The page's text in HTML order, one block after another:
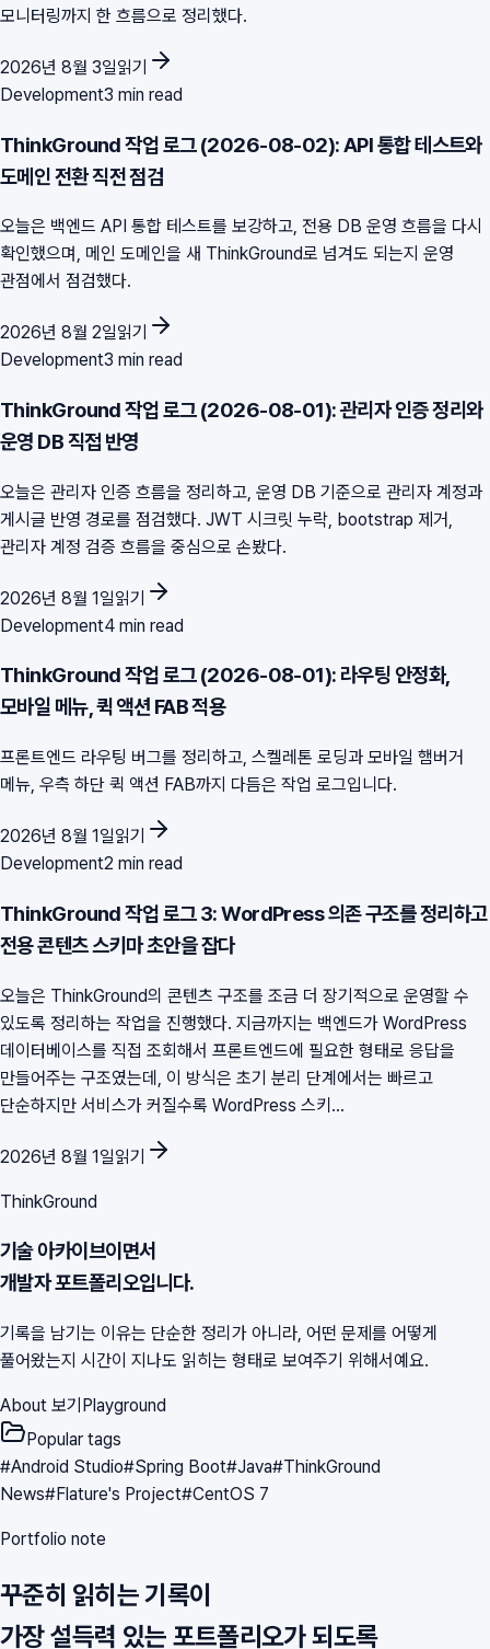
모니터링까지 한 흐름으로 정리했다.
2026년 8월 3일읽기
Development3 min read
ThinkGround 작업 로그 (2026-08-02): API 통합 테스트와
도메인 전환 직전 점검
오늘은 백엔드 API 통합 테스트를 보강하고, 전용 DB 운영 흐름을 다시
확인했으며, 메인 도메인을 새 ThinkGround로 넘겨도 되는지 운영
관점에서 점검했다.
2026년 8월 2일읽기
Development3 min read
ThinkGround 작업 로그 (2026-08-01): 관리자 인증 정리와
운영 DB 직접 반영
오늘은 관리자 인증 흐름을 정리하고, 운영 DB 기준으로 관리자 계정과
게시글 반영 경로를 점검했다. JWT 시크릿 누락, bootstrap 제거,
관리자 계정 검증 흐름을 중심으로 손봤다.
2026년 8월 1일읽기
Development4 min read
ThinkGround 작업 로그 (2026-08-01): 라우팅 안정화,
모바일 메뉴, 퀵 액션 FAB 적용
프론트엔드 라우팅 버그를 정리하고, 스켈레톤 로딩과 모바일 햄버거
메뉴, 우측 하단 퀵 액션 FAB까지 다듬은 작업 로그입니다.
2026년 8월 1일읽기
Development2 min read
ThinkGround 작업 로그 3: WordPress 의존 구조를 정리하고
전용 콘텐츠 스키마 초안을 잡다
오늘은 ThinkGround의 콘텐츠 구조를 조금 더 장기적으로 운영할 수
있도록 정리하는 작업을 진행했다. 지금까지는 백엔드가 WordPress
데이터베이스를 직접 조회해서 프론트엔드에 필요한 형태로 응답을
만들어주는 구조였는데, 이 방식은 초기 분리 단계에서는 빠르고
단순하지만 서비스가 커질수록 WordPress 스키...
2026년 8월 1일읽기
ThinkGround
기술 아카이브이면서
개발자 포트폴리오입니다.
기록을 남기는 이유는 단순한 정리가 아니라, 어떤 문제를 어떻게
풀어왔는지 시간이 지나도 읽히는 형태로 보여주기 위해서예요.
About 보기Playground
Popular tags
#Android Studio#Spring Boot#Java#ThinkGround
News#Flature's Project#CentOS 7
Portfolio note
꾸준히 읽히는 기록이
가장 설득력 있는 포트폴리오가 되도록